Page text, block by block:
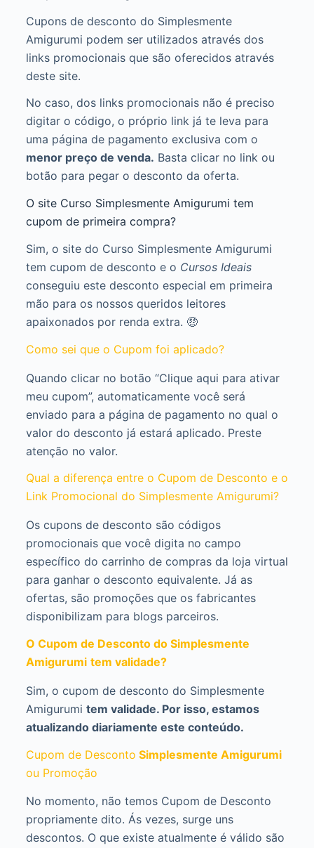
Cupons de desconto do Simplesmente
Amigurumi podem ser utilizados através dos
links promocionais que são oferecidos através
deste site.
No caso, dos links promocionais não é preciso
digitar o código, o próprio link já te leva para
uma página de pagamento exclusiva com o
menor preço de venda. Basta clicar no link ou
botão para pegar o desconto da oferta.
O site Curso Simplesmente Amigurumi tem
cupom de primeira compra?
Sim, o site do Curso Simplesmente Amigurumi
tem cupom de desconto e o Cursos Ideais
conseguiu este desconto especial em primeira
mão para os nossos queridos leitores
apaixonados por renda extra. 🤑
Como sei que o Cupom foi aplicado?
Quando clicar no botão “Clique aqui para ativar
meu cupom”, automaticamente você será
enviado para a página de pagamento no qual o
valor do desconto já estará aplicado. Preste
atenção no valor.
Qual a diferença entre o Cupom de Desconto e o
Link Promocional do Simplesmente Amigurumi?
Os cupons de desconto são códigos
promocionais que você digita no campo
específico do carrinho de compras da loja virtual
para ganhar o desconto equivalente. Já as
ofertas, são promoções que os fabricantes
disponibilizam para blogs parceiros.
O Cupom de Desconto do Simplesmente
Amigurumi tem validade?
Sim, o cupom de desconto do Simplesmente
Amigurumi tem validade. Por isso, estamos
atualizando diariamente este conteúdo.
Cupom de Desconto Simplesmente Amigurumi
ou Promoção
No momento, não temos Cupom de Desconto
propriamente dito. Ás vezes, surge uns
descontos. O que existe atualmente é válido são